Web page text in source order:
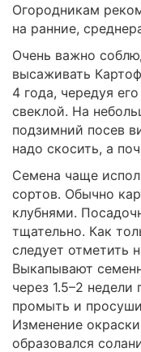
Огородникам
на ранние,
Очень важно
высаживать
4 года, чередуя
свеклой. На
подзимний посев
надо скосить, а
Семена чаще
сортов. Обычно
клубнями.
тщательно. Как
следует отметить
Выкапывают
через 1.5–2
промыть и
Изменение
образовался